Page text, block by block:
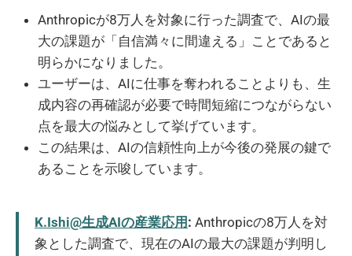
Anthropicが8万人を対象に行った調査で、AIの最
大の課題が「自信満々に間違える」ことであると
明らかになりました。
ユーザーは、AIに仕事を奪われることよりも、生
成内容の再確認が必要で時間短縮につながらない
点を最大の悩みとして挙げています。
この結果は、AIの信頼性向上が今後の発展の鍵で
あることを示唆しています。
K.Ishi@生成AIの産業応用 : Anthropicの8万人を対
象とした調査で、現在のAIの最大の課題が判明し